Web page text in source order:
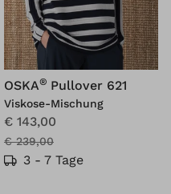
OSKA® Pullover 621
Viskose-Mischung
€ 143,00
€ 239,00
3 - 7 Tage